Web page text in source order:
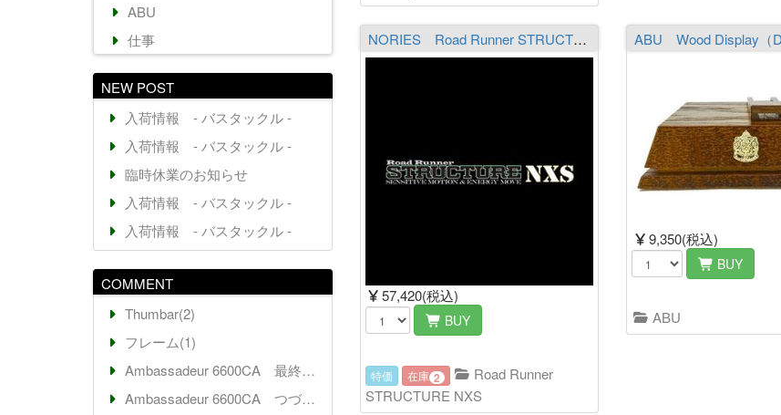
NORIES Road Runner STRUCTURE NXS STN511LLS NEAR THE TARGET ※ヤマト運輸発送不可
57,420(税込)
BUY
特価 在庫 2
Road Runner
STRUCTURE NXS
9,350(税込)
BUY
ABU
ABU
仕事
NEW POST
入荷情報 - バスタックル -
入荷情報 - バスタックル -
臨時休業のお知らせ
入荷情報 - バスタックル -
入荷情報 - バスタックル -
COMMENT
Thumbar(2)
フレーム(1)
Ambassadeur 6600CA 最終回(7)
Ambassadeur 6600CA つづき(2)